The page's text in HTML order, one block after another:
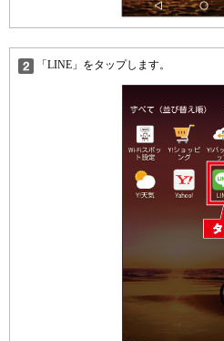
「LINE」をタップします。